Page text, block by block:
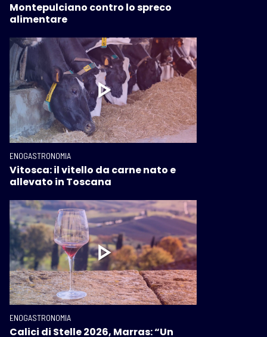
Montepulciano contro lo spreco
alimentare
ENOGASTRONOMIA
Vitosca: il vitello da carne nato e
allevato in Toscana
ENOGASTRONOMIA
Calici di Stelle 2026, Marras: “Un